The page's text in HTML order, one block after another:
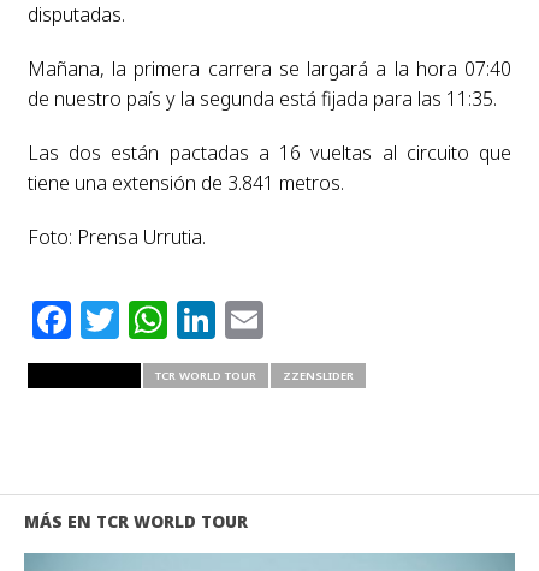
disputadas.
Mañana, la primera carrera se largará a la hora 07:40
de nuestro país y la segunda está fijada para las 11:35.
Las dos están pactadas a 16 vueltas al circuito que
tiene una extensión de 3.841 metros.
Foto: Prensa Urrutia.
Facebook
Twitter
WhatsApp
LinkedIn
Email
TCR WORLD TOUR ZZENSLIDER
MÁS EN TCR WORLD TOUR